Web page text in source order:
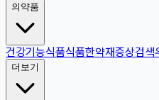
의약품
건강기능식품식품한약재증상검색
더보기